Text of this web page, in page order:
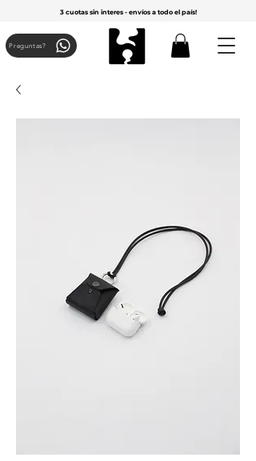
3 cuotas sin interes - envíos a todo el país!
Preguntas?